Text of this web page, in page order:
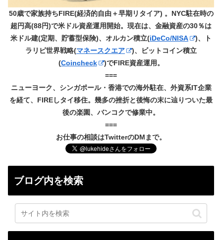
50歳で家族持ちFIRE(経済的自由＋早期リタイア) 。NYC駐在時の
超円高(88円)で米ドル資産運用開始。現在は、金融資産の30％は
米ドル建(定期、貯蓄型保険)、オルカン積立(iDeCo/NISA
)、ト
ラリピ世界戦略(マネースクエア
)、ビットコイン積立
(Coincheck
)でFIRE資産運用。
===
ニューヨーク、シンガポール・香港での海外駐在、外資系IT企業
を経て、FIREしタイ移住。幾多の挫折と後悔の末に辿りついた最
後の楽園、バンコクで修業中。
===
お仕事の相談はTwitterのDMまで。
ブログ内を検索